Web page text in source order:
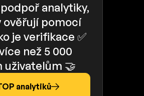
analytiky,
ověřují pomocí
je verifikace ✅️️
než 5 000
uživatelům 🤝
analytiků